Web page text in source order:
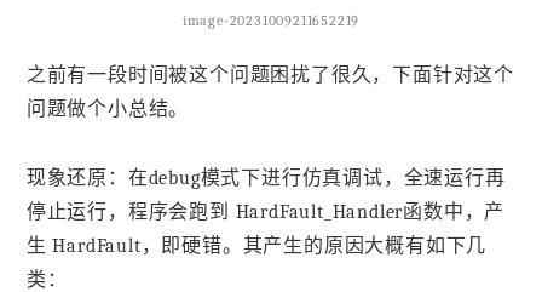
image-20231009211652219
之前有一段时间被这个问题困扰了很久，下面针对这个
问题做个小总结。
现象还原：在debug模式下进行仿真调试，全速运行再
停止运行，程序会跑到 HardFault_Handler函数中，产
生 HardFault，即硬错。其产生的原因大概有如下几
类：